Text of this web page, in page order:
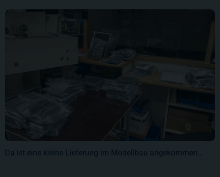
Da ist eine kleine Lieferung im Modellbau angekommen…